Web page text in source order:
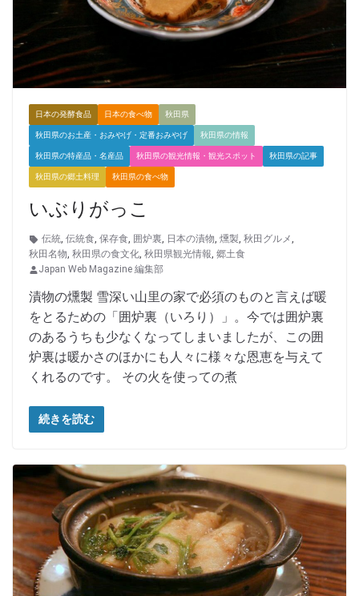
日本の発酵食品 日本の食べ物 秋田県
秋田県のお土産・おみやげ・定番おみやげ 秋田県の情報
秋田県の特産品・名産品 秋田県の観光情報・観光スポット 秋田県の記事
秋田県の郷土料理 秋田県の食べ物
いぶりがっこ
伝統, 伝統食, 保存食, 囲炉裏, 日本の漬物, 燻製, 秋田グルメ,
秋田名物, 秋田県の食文化, 秋田県観光情報, 郷土食
Japan Web Magazine 編集部
漬物の燻製 雪深い山里の家で必須のものと言えば暖
をとるための「囲炉裏（いろり）」。今では囲炉裏
のあるうちも少なくなってしまいましたが、この囲
炉裏は暖かさのほかにも人々に様々な恩恵を与えて
くれるのです。 その火を使っての煮
続きを読む